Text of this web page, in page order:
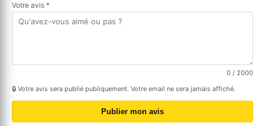
Votre avis *
0 / 2000
🔒 Votre avis sera publié publiquement. Votre email ne sera jamais affiché.
Publier mon avis